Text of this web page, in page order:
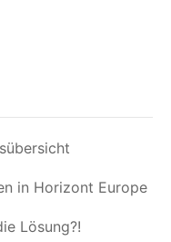
in Horizont Europe
Lösung?!